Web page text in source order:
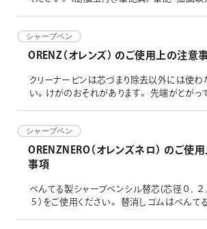
すとインキ吹き出しの原因となります。 携帯
ペン先を収納してください。（ノック式） ご使
ッと音がするまでキャップをしめてください。（
シャープペン
ORENZ（オレンズ） のご使用上の注意
クリーナーピンは芯づまり除去以外には使わ
い。けがのおそれがあります。 先端がとがっ
児の手の届かないところにおいてください。
ためにペン先を分解する際は、細かい部品の
ださい。
シャープペン
ORENZNERO（オレンズネロ） のご使
事項
ぺんてる製シャープペンシル替芯(芯径０．２
５）をご使用ください。 替消しゴムはぺんて